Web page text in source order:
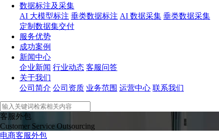
数据标注及采集
AI 大模型标注 垂类数据标注 AI 数据采集 垂类数据采集
定制数据集交付
服务优势
成功案例
新闻中心
企业新闻 行业动态 客服问答
关于我们
公司简介 公司资质 业务范围 运营中心 联系我们
客服外包
Customer Service Outsourcing
电商客服外包